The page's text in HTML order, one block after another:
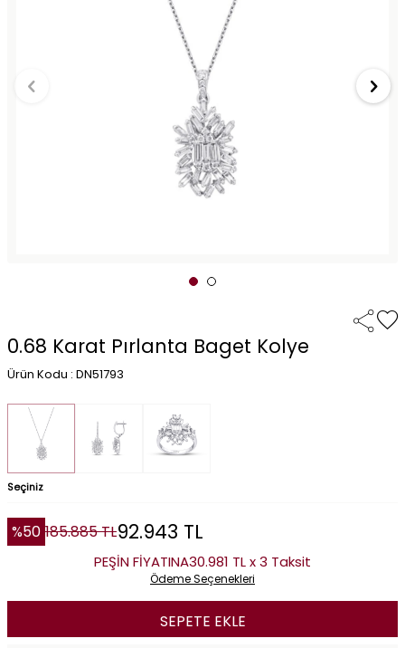
0.68 Karat Pırlanta Baget Kolye
Ürün Kodu : DN51793
Seçiniz
%50 185.885TL92.943 TL
PEŞİN FİYATINA30.981 TL x 3 Taksit
Ödeme Seçenekleri
SEPETE EKLE